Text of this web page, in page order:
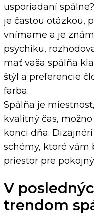
usporiadaní
je častou otázkou,
vnímame a je
psychiku,
mať vaša spálňa
štýl a preferencie
farba.
Spálňa je
kvalitný čas,
konci dňa.
schémy, ktoré
priestor pre
V
trendom